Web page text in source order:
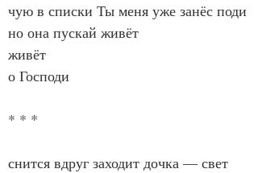
чую в списки Ты меня уже занёс поди
но она пускай живёт
живёт
о Господи
* * *
снится вдруг заходит дочка — свет